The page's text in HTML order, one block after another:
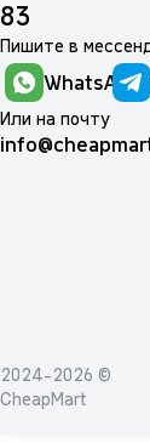
83
Пишите в
WhatsApp
Или на почту
2024-2026 ©
CheapMart